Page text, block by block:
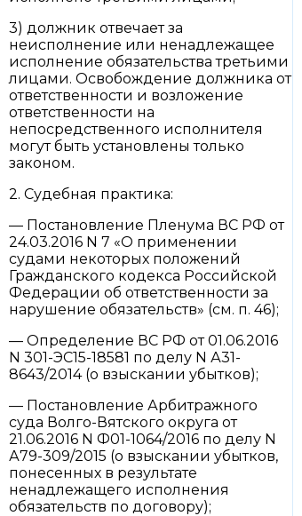
3) должник отвечает за
неисполнение или ненадлежащее
исполнение обязательства третьими
лицами. Освобождение должника от
ответственности и возложение
ответственности на
непосредственного исполнителя
могут быть установлены только
законом.
2. Судебная практика:
— Постановление Пленума ВС РФ от
24.03.2016 N 7 «О применении
судами некоторых положений
Гражданского кодекса Российской
Федерации об ответственности за
нарушение обязательств» (см. п. 46);
— Определение ВС РФ от 01.06.2016
N 301-ЭС15-18581 по делу N А31-
8643/2014 (о взыскании убытков);
— Постановление Арбитражного
суда Волго-Вятского округа от
21.06.2016 N Ф01-1064/2016 по делу N
А79-309/2015 (о взыскании убытков,
понесенных в результате
ненадлежащего исполнения
обязательств по договору);